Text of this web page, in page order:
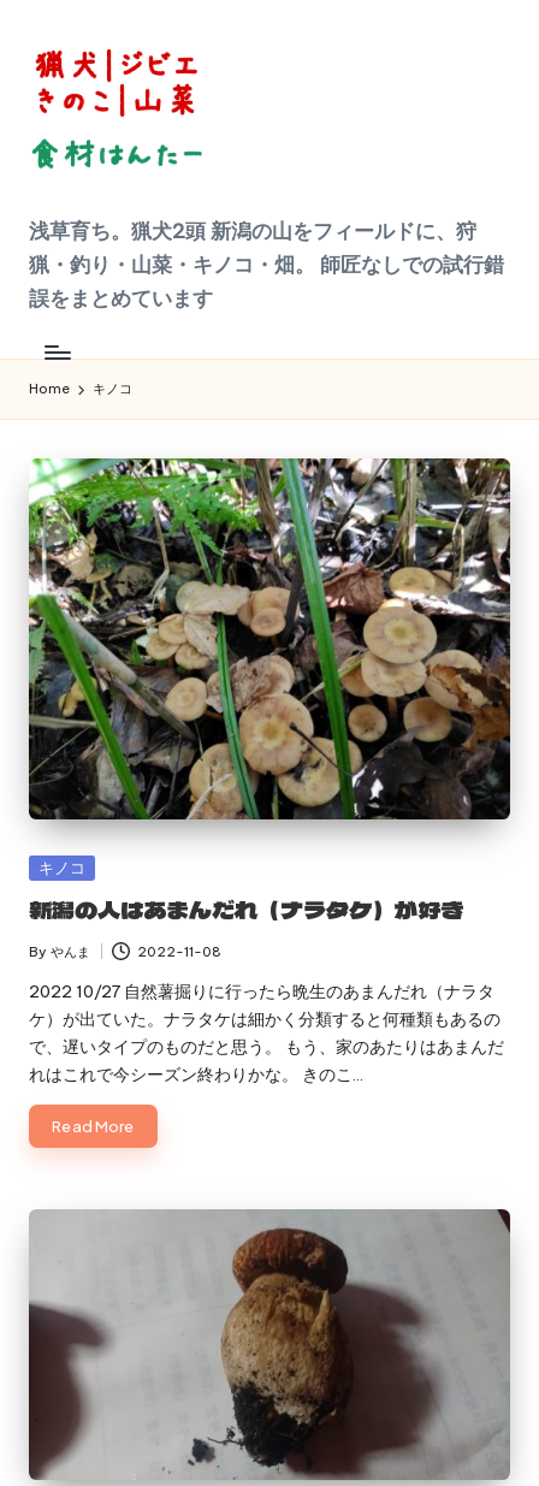
content
狩
猟
|
ジ
ビ
エ
理
食
材
ハ
ン
ー
へ
の
道
浅草育ち。猟犬2頭 新潟の山をフィールドに、狩
猟・釣り・山菜・キノコ・畑。 師匠なしでの試行錯
誤をまとめています
Home キノコ
Posted
キノコ
新潟の人はあまんだれ（ナラタケ）が好き
Posted
by
By やんま 2022-11-08
2022 10/27 自然薯掘りに行ったら晩生のあまんだれ（ナラタ
ケ）が出ていた。ナラタケは細かく分類すると何種類もあるの
で、遅いタイプのものだと思う。 もう、家のあたりはあまんだ
れはこれで今シーズン終わりかな。 きのこ…
Read More